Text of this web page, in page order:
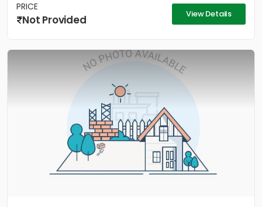
PRICE
Not Provided View Details